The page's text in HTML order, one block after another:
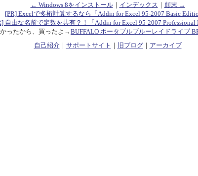
← Windows 8をインストール｜ インデックス ｜ 顛末 →
[PR] Excelで多桁計算するなら「Addin for Excel 95-2007 Basic
自由な名前で定数を共有？！「Addin for Excel 95-2007 Professional
ったから、買ったよ→BUFFALO ポータブルブルーレイドライブ
自己紹介｜ サポートサイト ｜ 旧ブログ｜ アーカイブ